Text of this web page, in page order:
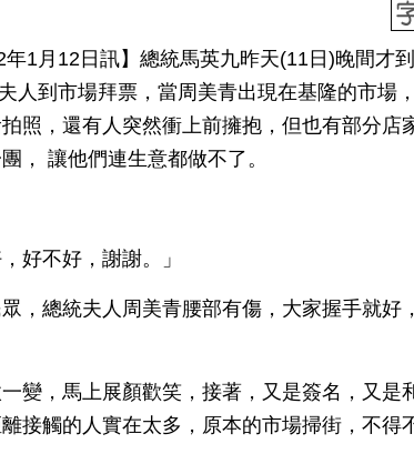
年1月12日訊】總統馬英九昨天(11日)晚間才
人到市場拜票，當周美青出現在基隆的市場
照，還有人突然衝上前擁抱，但也有部分店
， 讓他們連生意都做不了。
好不好，謝謝。」
，總統夫人周美青腰部有傷，大家握手就好
變，馬上展顏歡笑，接著，又是簽名，又是
接觸的人實在太多，原本的市場掃街，不得